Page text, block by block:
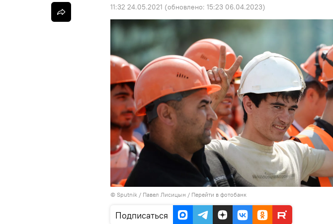
11:32 24.05.2021 (обновлено: 15:23 06.04.2023)
© Sputnik / Павел Лисицын / Перейти в фотобанк
Подписаться